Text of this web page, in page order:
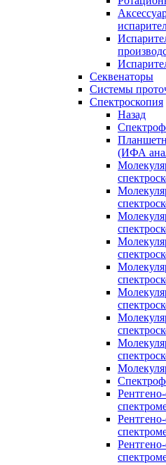
Секвенаторы
Системы
Спектроскопия
Назад
(ИФА